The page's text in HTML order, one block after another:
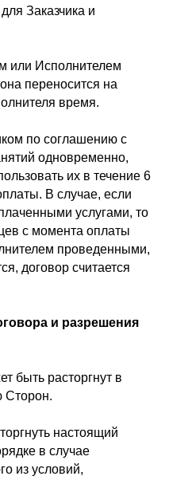
Заказчика и
или Исполнителем
переносится на
время.
по соглашению с
одновременно,
их в течение 6
В случае, если
услугами, то
с момента оплаты
проведенными,
договор считается
и разрешения
быть расторгнут в
Сторон.
настоящий
в случае
из условий,